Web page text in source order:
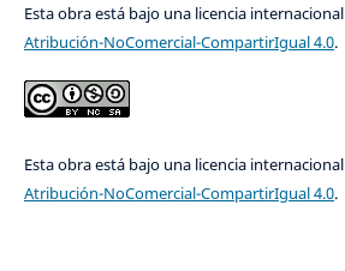
Esta obra está bajo una licencia internacional
Atribución-NoComercial-CompartirIgual 4.0.
Esta obra está bajo una licencia internacional
Atribución-NoComercial-CompartirIgual 4.0.